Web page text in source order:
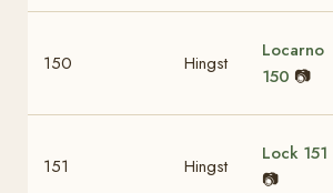
150 Hingst
Locarno
150 📷
151 Hingst
Lock 151
📷